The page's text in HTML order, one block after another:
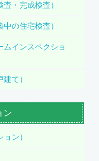
・完成検査）
の住宅検査）
ムインスペクショ
て）
ン
ン）